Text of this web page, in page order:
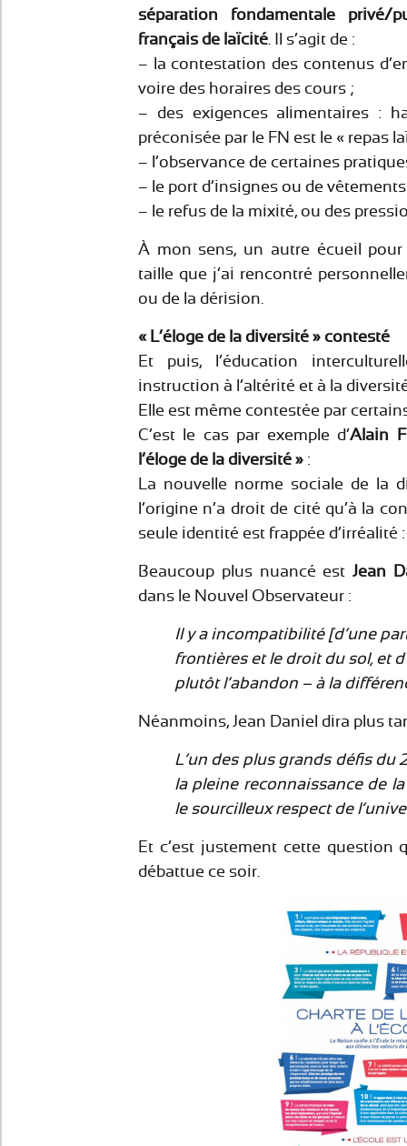
séparation fondamentale
français de laïcité. Il s’agit de :
– la contestation des contenus
voire des horaires des cours ;
– des exigences alimentaires :
préconisée par le FN est le « repas
– l’observance de certaines
– le port d’insignes ou de
– le refus de la mixité, ou des
À mon sens, un autre écueil
taille que j’ai rencontré
ou de la dérision.
« L’éloge de la diversité » contesté
Et puis, l’éducation
instruction à l’altérité et à la
Elle est même contestée par
C’est le cas par exemple d’Alain
l’éloge de la diversité » :
La nouvelle norme sociale de la
l’origine n’a droit de cité qu’à la
seule identité est frappée d’irréalité
Beaucoup plus nuancé estJean
dans le Nouvel Observateur :
Il y a incompatibilité [d’une
frontières et le droit du sol, et
plutôt l’abandon – à la
Néanmoins, Jean Daniel dira plus
L’un des plus grands défis du
la pleine reconnaissance de
le sourcilleux respect de
Et c’est justement cette question
débattue ce soir.